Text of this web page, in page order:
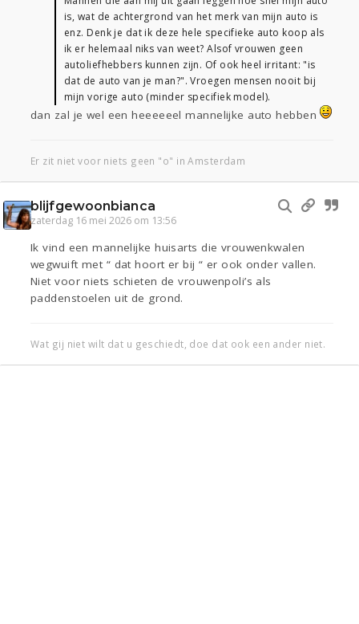
is, wat de achtergrond van het merk van mijn auto is
enz. Denk je dat ik deze hele specifieke auto koop als
ik er helemaal niks van weet? Alsof vrouwen geen
autoliefhebbers kunnen zijn. Of ook heel irritant: "is
dat de auto van je man?". Vroegen mensen nooit bij
mijn vorige auto (minder specifiek model).
dan zal je wel een heeeeeel mannelijke auto hebben
Er zit niet voor niets geen "o" in Amsterdam
blijfgewoonbianca
zaterdag 16 mei 2026 om 13:56
Ik vind een mannelijke huisarts die vrouwenkwalen
wegwuift met “ dat hoort er bij “ er ook onder vallen.
Niet voor niets schieten de vrouwenpoli’s als
paddenstoelen uit de grond.
Wat gij niet wilt dat u geschiedt, doe dat ook een ander niet.